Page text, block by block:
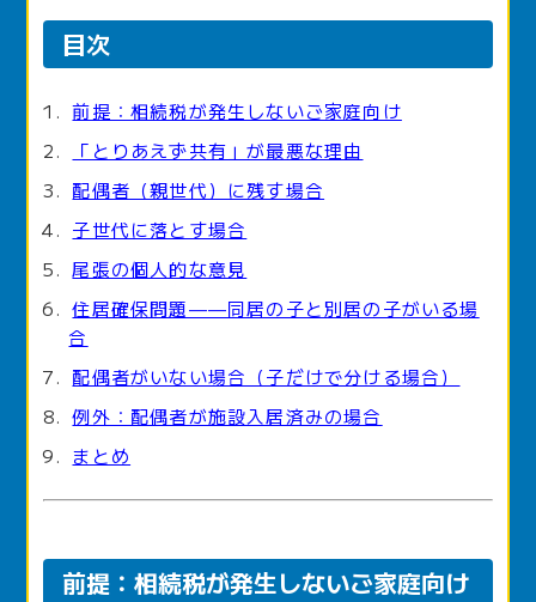
目次
前提：相続税が発生しないご家庭向け
「とりあえず共有」が最悪な理由
配偶者（親世代）に残す場合
子世代に落とす場合
尾張の個人的な意見
住居確保問題——同居の子と別居の子がいる場
合
配偶者がいない場合（子だけで分ける場合）
例外：配偶者が施設入居済みの場合
まとめ
前提：相続税が発生しないご家庭向け